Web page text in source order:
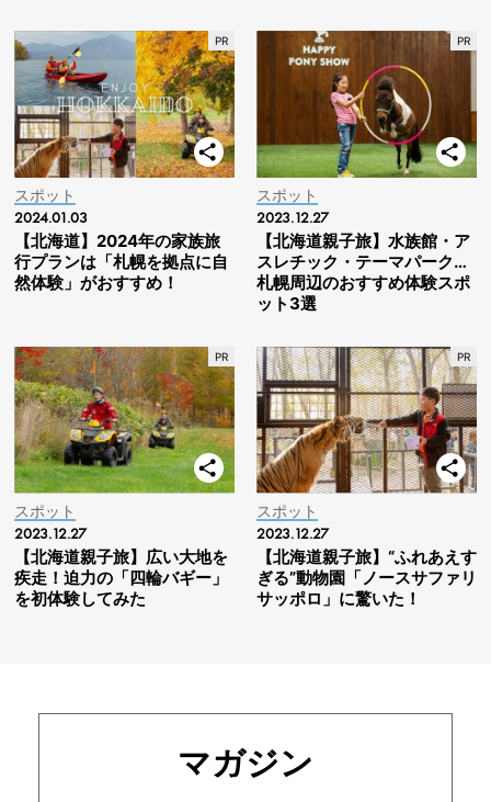
スポット
2024.01.03
【北海道】2024年の家族旅
行プランは「札幌を拠点に自
然体験」がおすすめ！
スポット
2023.12.27
【北海道親子旅】水族館・ア
スレチック・テーマパーク…
札幌周辺のおすすめ体験スポ
ット3選
スポット
2023.12.27
【北海道親子旅】広い大地を
疾走！迫力の「四輪バギー」
を初体験してみた
スポット
2023.12.27
【北海道親子旅】“ふれあえす
ぎる”動物園「ノースサファリ
サッポロ」に驚いた！
マガジン